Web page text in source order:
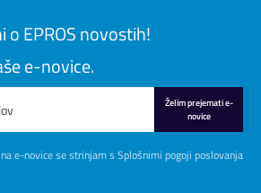
o EPROS novostih!
e-novice.
Želim prejemati e-
novice
e-novice se strinjam s Splošnimi pogoji poslovanja